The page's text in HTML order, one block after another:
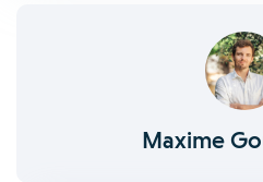
Maxime